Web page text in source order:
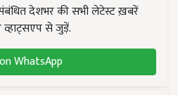
देशभर की सभी लेटेस्ट ख़बरें
से जुड़ें.
WhatsApp